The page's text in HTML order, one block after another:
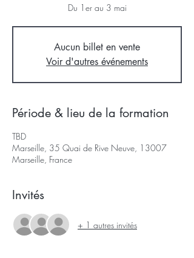
Du 1er au 3 mai
Aucun billet en vente
Voir d'autres événements
Période & lieu de la formation
TBD
Marseille, 35 Quai de Rive Neuve, 13007
Marseille, France
Invités
+ 1 autres invités